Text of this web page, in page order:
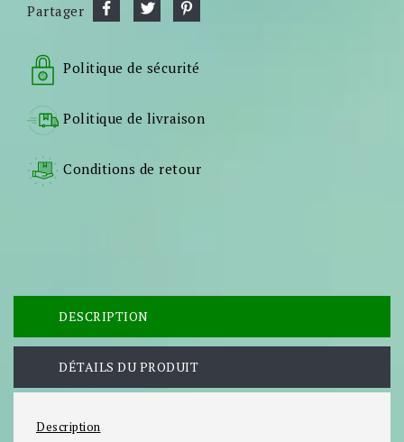
Partager
Politique de sécurité
Politique de livraison
Conditions de retour
DESCRIPTION
DÉTAILS DU PRODUIT
Description